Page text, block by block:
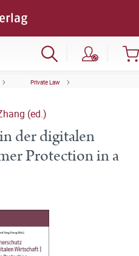
Private Law
(ed.)
der digitalen
Protection in a